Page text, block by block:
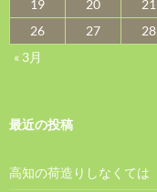
19
20 21
26
27 28
« 3月
最近の投稿
高知の荷造りしなくては